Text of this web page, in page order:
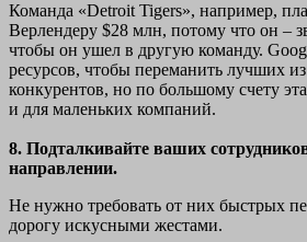
Команда «Detroit Tigers», например,
Верлендеру $28 млн, потому что он –
чтобы он ушел в другую команду.
ресурсов, чтобы переманить лучших
конкурентов, но по большому счету
и для маленьких компаний.
8. Подталкивайте ваших
направлении.
Не нужно требовать от них быстрых
дорогу искусными жестами.